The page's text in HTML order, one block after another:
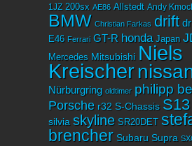
1JZ 200sx AE86 Allstedt Andy
BMW Christian Farkas drift
E46 Ferrari GT-R honda Japan
Mercedes Mitsubishi Niels
Kreischer
Nürburgring oldtimer philipp
Porsche r32 S-Chassis S13
silvia skyline SR20DET
brencher Subaru Supra